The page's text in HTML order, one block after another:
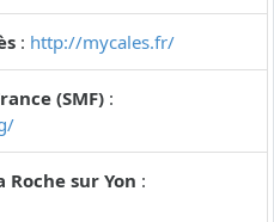
: http://mycales.fr/
(SMF) :
sur Yon :